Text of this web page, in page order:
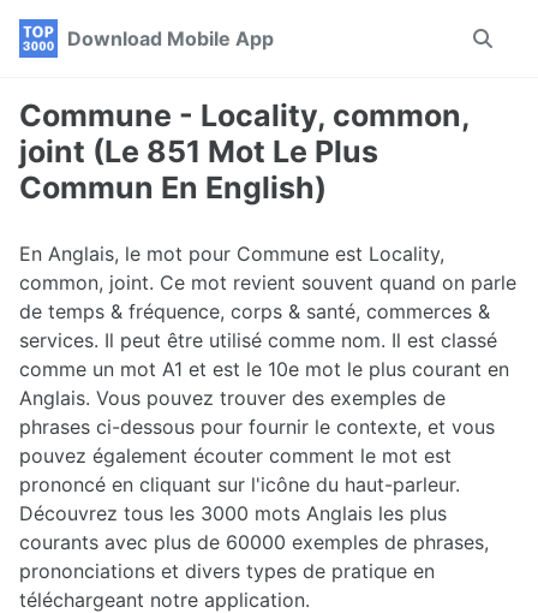
Skip
navigation
Skip
Skip
Download Mobile App
Toggle
Commune - Locality, common,
joint (Le 851 Mot Le Plus
Commun En English)
En Anglais, le mot pour Commune est Locality,
common, joint. Ce mot revient souvent quand on parle
de temps & fréquence, corps & santé, commerces &
services. Il peut être utilisé comme nom. Il est classé
comme un mot A1 et est le 10e mot le plus courant en
Anglais. Vous pouvez trouver des exemples de
phrases ci-dessous pour fournir le contexte, et vous
pouvez également écouter comment le mot est
prononcé en cliquant sur l'icône du haut-parleur.
Découvrez tous les 3000 mots Anglais les plus
courants avec plus de 60000 exemples de phrases,
prononciations et divers types de pratique en
téléchargeant notre application.